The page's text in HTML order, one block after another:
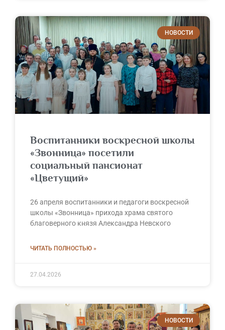
НОВОСТИ
Воспитанники воскресной школы
«Звонница» посетили
социальный пансионат
«Цветущий»
26 апреля воспитанники и педагоги воскресной
школы «Звонница» прихода храма святого
благоверного князя Александра Невского
ЧИТАТЬ ПОЛНОСТЬЮ »
27.04.2026
НОВОСТИ